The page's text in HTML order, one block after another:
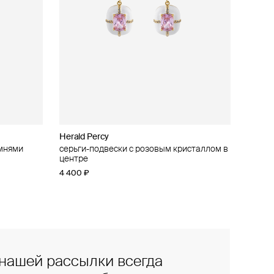
Herald Percy
серьги-подвески с розовым кристаллом в
центре
4 400 ₽
рассылки всегда